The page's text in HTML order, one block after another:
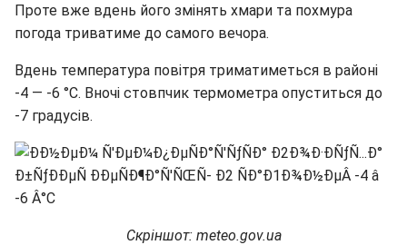
Проте вже вдень його змінять хмари та похмура
погода триватиме до самого вечора.
Вдень температура повітря триматиметься в районі
-4 — -6 °C. Вночі стовпчик термометра опуститься до
-7 градусів.
Скріншот: meteo.gov.ua